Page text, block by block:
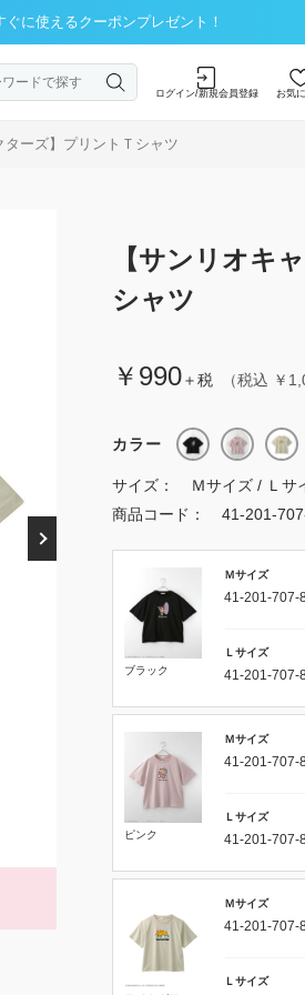
ぐに使えるクーポンプレゼント！
ログイン/新規会員登録 お気
ターズ】プリントＴシャツ
【サンリオキ
シャツ
￥990＋税 （税込 ￥
カラー
サイズ：
Ｍサイズ / Ｌサ
商品コード：
41-201-
ブラック
Ｍサイズ
41-201-707-
Ｌサイズ
41-201-707-
ピンク
Ｍサイズ
41-201-707-
Ｌサイズ
41-201-707-
Ｍサイズ
41-201-707-
Ｌサイズ